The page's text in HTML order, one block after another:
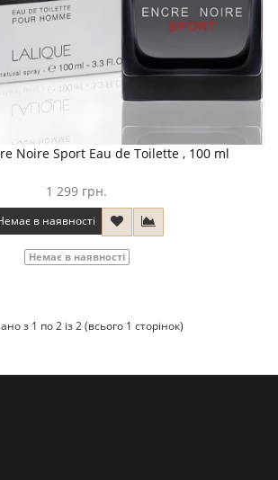
Noire Sport Eau de Toilette , 100 ml
1 299 грн.
в наявності
Немає в наявності
з 1 по 2 із 2 (всього 1 сторінок)